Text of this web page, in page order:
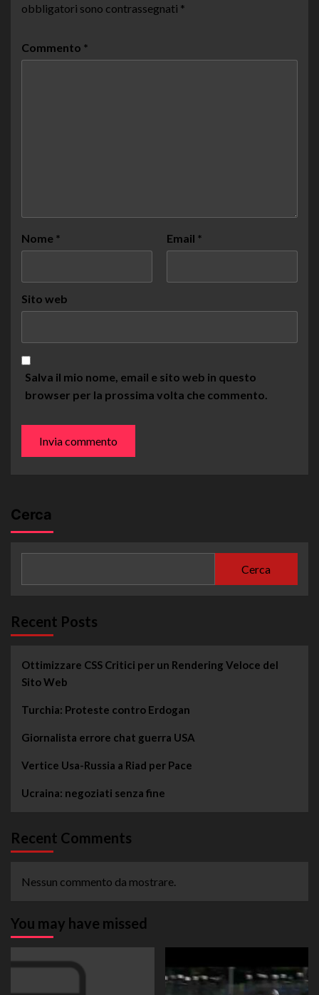
obbligatori sono contrassegnati *
Commento *
Nome * Email *
Sito web
Salva il mio nome, email e sito web in questo
browser per la prossima volta che commento.
Cerca
Cerca
Recent Posts
Ottimizzare CSS Critici per un Rendering Veloce del
Sito Web
Turchia: Proteste contro Erdogan
Giornalista errore chat guerra USA
Vertice Usa-Russia a Riad per Pace
Ucraina: negoziati senza fine
Recent Comments
Nessun commento da mostrare.
You may have missed